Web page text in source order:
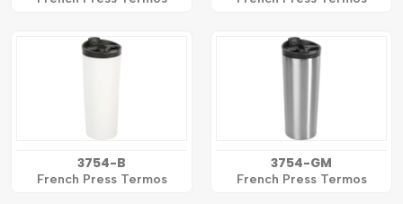
3754-B
French Press Termos
3754-GM
French Press Termos